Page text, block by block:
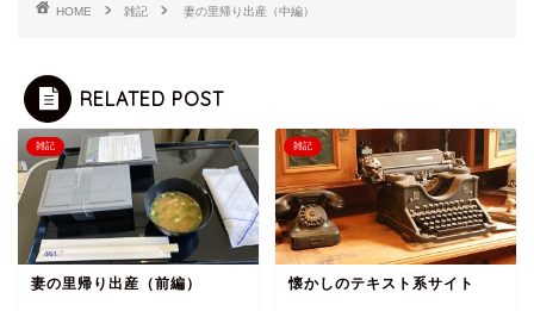
HOME 雑記 妻の里帰り出産（中編）
RELATED POST
雑記
妻の里帰り出産（前編）
雑記
懐かしのテキスト系サイト